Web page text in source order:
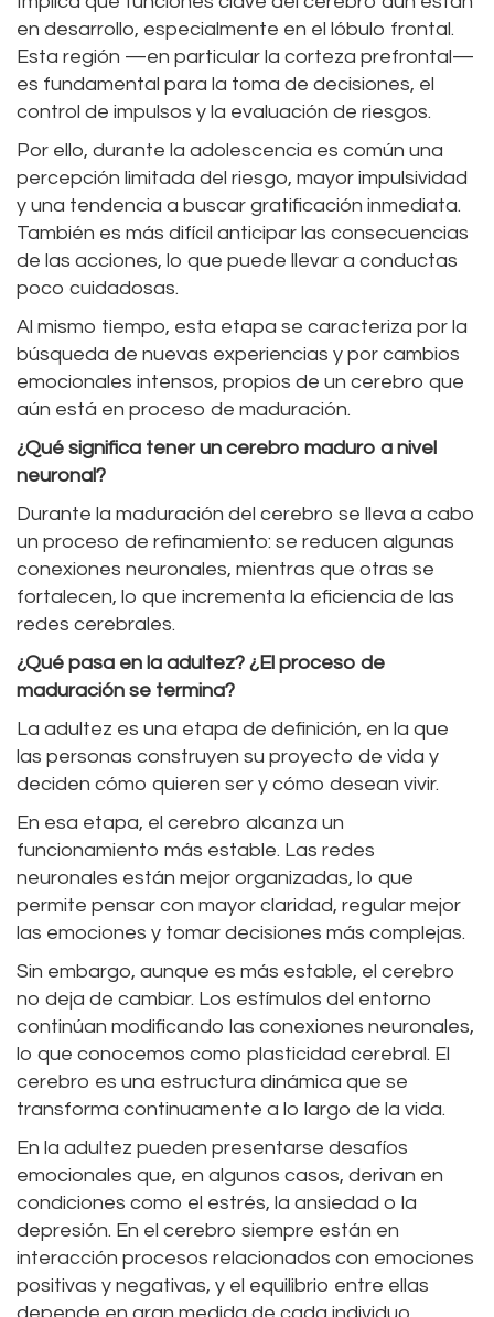
en desarrollo, especialmente en el lóbulo frontal.
Esta región —en particular la corteza prefrontal—
es fundamental para la toma de decisiones, el
control de impulsos y la evaluación de riesgos.
Por ello, durante la adolescencia es común una
percepción limitada del riesgo, mayor impulsividad
y una tendencia a buscar gratificación inmediata.
También es más difícil anticipar las consecuencias
de las acciones, lo que puede llevar a conductas
poco cuidadosas.
Al mismo tiempo, esta etapa se caracteriza por la
búsqueda de nuevas experiencias y por cambios
emocionales intensos, propios de un cerebro que
aún está en proceso de maduración.
¿Qué significa tener un cerebro maduro a nivel
neuronal?
Durante la maduración del cerebro se lleva a cabo
un proceso de refinamiento: se reducen algunas
conexiones neuronales, mientras que otras se
fortalecen, lo que incrementa la eficiencia de las
redes cerebrales.
¿Qué pasa en la adultez? ¿El proceso de
maduración se termina?
La adultez es una etapa de definición, en la que
las personas construyen su proyecto de vida y
deciden cómo quieren ser y cómo desean vivir.
En esa etapa, el cerebro alcanza un
funcionamiento más estable. Las redes
neuronales están mejor organizadas, lo que
permite pensar con mayor claridad, regular mejor
las emociones y tomar decisiones más complejas.
Sin embargo, aunque es más estable, el cerebro
no deja de cambiar. Los estímulos del entorno
continúan modificando las conexiones neuronales,
lo que conocemos como plasticidad cerebral. El
cerebro es una estructura dinámica que se
transforma continuamente a lo largo de la vida.
En la adultez pueden presentarse desafíos
emocionales que, en algunos casos, derivan en
condiciones como el estrés, la ansiedad o la
depresión. En el cerebro siempre están en
interacción procesos relacionados con emociones
positivas y negativas, y el equilibrio entre ellas